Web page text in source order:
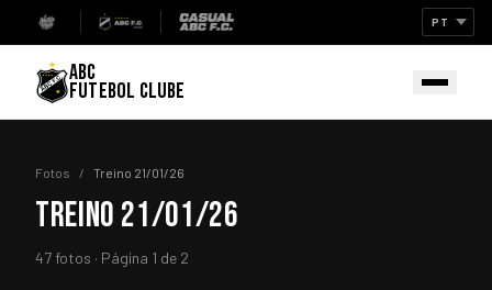
ABC
FUTEBOL CLUBE
Fotos / Treino 21/01/26
TREINO 21/01/26
47 fotos · Página 1 de 2